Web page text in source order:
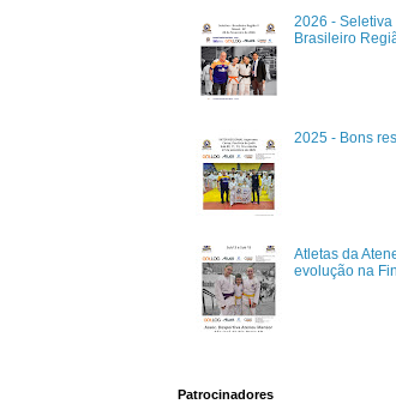
2026 -
Brasileiro
2025 - Bons
Atletas da
evolução na
Patrocinadores